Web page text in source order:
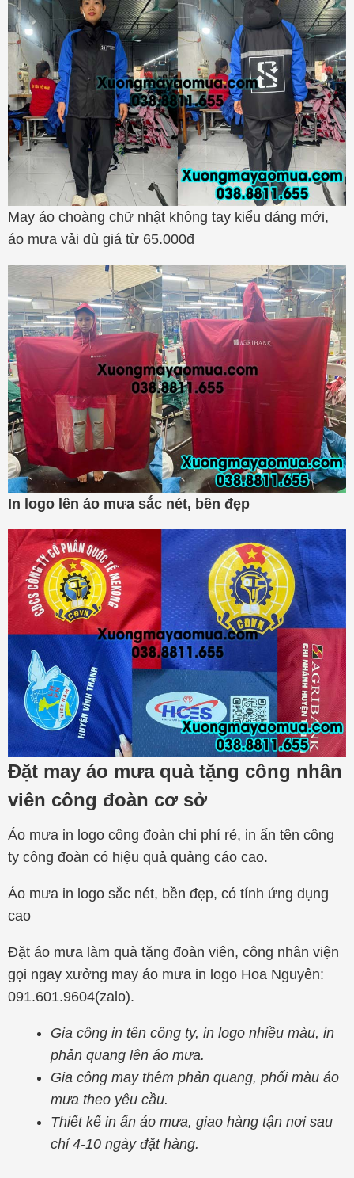
May áo choàng chữ nhật không tay kiểu dáng mới,
áo mưa vải dù giá từ 65.000đ
In logo lên áo mưa sắc nét, bền đẹp
Đặt may áo mưa quà tặng công nhân
viên công đoàn cơ sở
Áo mưa in logo công đoàn chi phí rẻ, in ấn tên công
ty công đoàn có hiệu quả quảng cáo cao.
Áo mưa in logo sắc nét, bền đẹp, có tính ứng dụng
cao
Đặt áo mưa làm quà tặng đoàn viên, công nhân viện
gọi ngay xưởng may áo mưa in logo Hoa Nguyên:
091.601.9604(zalo).
Gia công in tên công ty, in logo nhiều màu, in
phản quang lên áo mưa.
Gia công may thêm phản quang, phối màu áo
mưa theo yêu cầu.
Thiết kế in ấn áo mưa, giao hàng tận nơi sau
chỉ 4-10 ngày đặt hàng.